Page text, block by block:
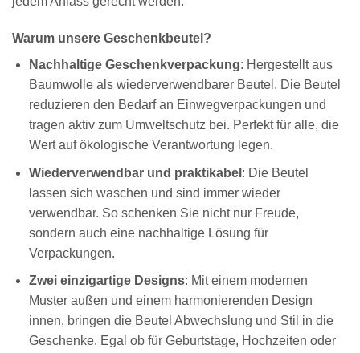
Warum unsere Geschenkbeutel?
Nachhaltige Geschenkverpackung: Hergestellt aus
Baumwolle als wiederverwendbarer Beutel. Die Beutel
reduzieren den Bedarf an Einwegverpackungen und
tragen aktiv zum Umweltschutz bei. Perfekt für alle, die
Wert auf ökologische Verantwortung legen.
Wiederverwendbar und praktikabel : Die Beutel
lassen sich waschen und sind immer wieder
verwendbar. So schenken Sie nicht nur Freude,
sondern auch eine nachhaltige Lösung für
Verpackungen.
Zwei einzigartige Designs: Mit einem modernen
Muster außen und einem harmonierenden Design
innen, bringen die Beutel Abwechslung und Stil in die
Geschenke. Egal ob für Geburtstage, Hochzeiten oder